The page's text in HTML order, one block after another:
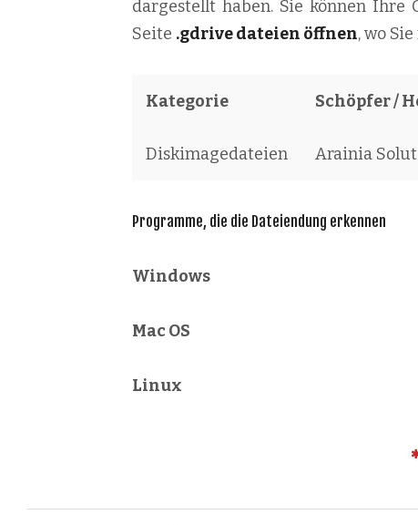
dargestellt haben. Sie können Ihre
Seite .gdrive dateien öffnen, wo
Kategorie Schöpfer /
Diskimagedateien Arainia
Programme, die die Dateiendung erkennen
Windows
Mac OS
Linux